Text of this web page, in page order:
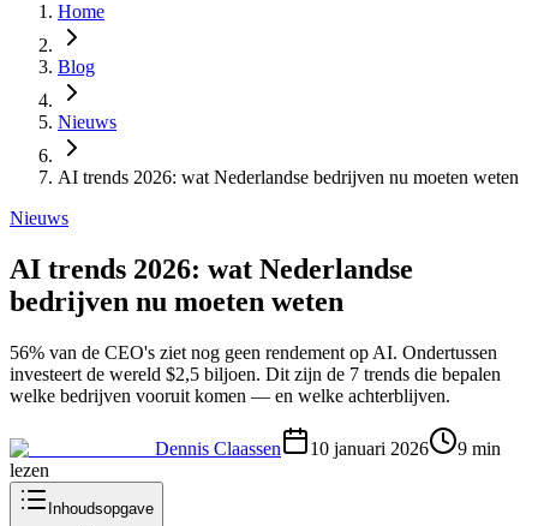
Home
Blog
Nieuws
AI trends 2026: wat Nederlandse bedrijven nu moeten weten
Nieuws
AI trends 2026: wat Nederlandse
bedrijven nu moeten weten
56% van de CEO's ziet nog geen rendement op AI. Ondertussen
investeert de wereld $2,5 biljoen. Dit zijn de 7 trends die bepalen
welke bedrijven vooruit komen — en welke achterblijven.
Dennis Claassen 10 januari 2026 9 min
lezen
Inhoudsopgave